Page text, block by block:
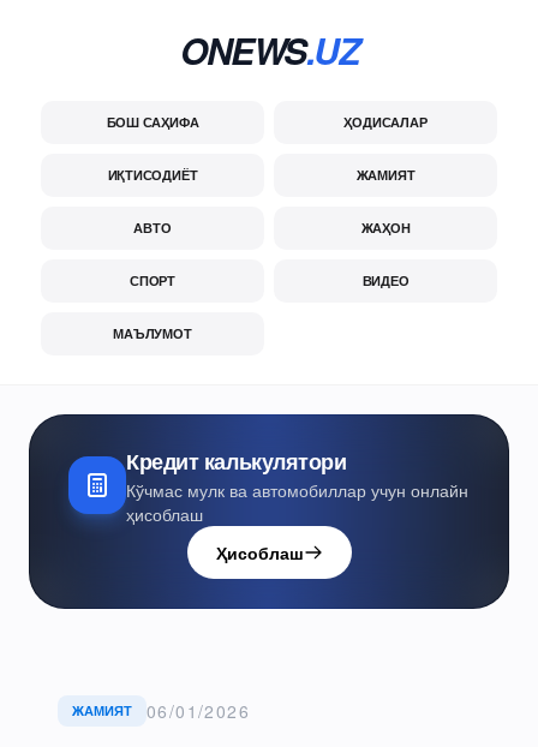
ONEWS.UZ
БОШ САҲИФА ҲОДИСАЛАР
ИҚТИСОДИЁТ ЖАМИЯТ
АВТО ЖАҲОН
СПОРТ ВИДЕО
МАЪЛУМОТ
Кредит калькулятори
Кўчмас мулк ва автомобиллар учун онлайн
ҳисоблаш
Ҳисоблаш
ЖАМИЯТ 06/01/2026